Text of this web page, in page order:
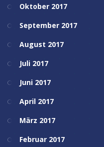
Oktober 2017
September 2017
August 2017
Juli 2017
Juni 2017
April 2017
März 2017
Februar 2017